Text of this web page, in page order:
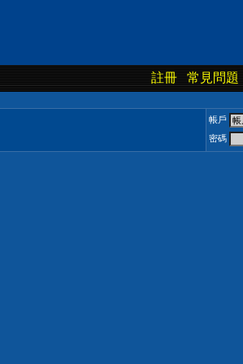
註冊 常見問題
帳戶
密碼